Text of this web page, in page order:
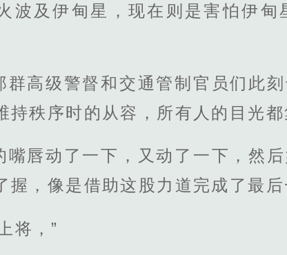
波及伊甸星，现在则是害怕伊
群高级警督和交通管制官员们此
持秩序时的从容，所有人的目光都
嘴唇动了一下，又动了一下，然
握，像是借助这股力道完成了最后
将，”